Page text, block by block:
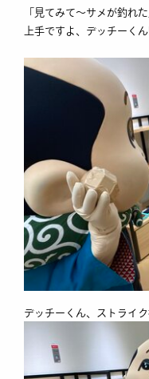
「見てみて～サメが釣れた
上手ですよ、デッチーく
デッチーくん、ストライ